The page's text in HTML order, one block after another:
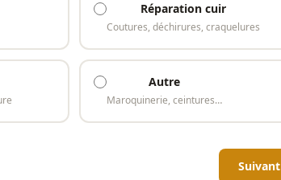
Réparation cuir
Coutures, déchirures, craquelures
Autre
Maroquinerie, ceintures…
Suivant